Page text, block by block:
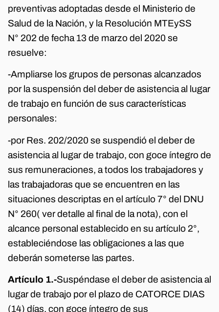
preventivas adoptadas desde el Ministerio de
Salud de la Nación, y la Resolución MTEySS
N° 202 de fecha 13 de marzo del 2020 se
resuelve:
-Ampliarse los grupos de personas alcanzados
por la suspensión del deber de asistencia al lugar
de trabajo en función de sus características
personales:
-por Res. 202/2020 se suspendió el deber de
asistencia al lugar de trabajo, con goce íntegro de
sus remuneraciones, a todos los trabajadores y
las trabajadoras que se encuentren en las
situaciones descriptas en el artículo 7° del DNU
N° 260( ver detalle al final de la nota), con el
alcance personal establecido en su artículo 2°,
estableciéndose las obligaciones a las que
deberán someterse las partes.
Artículo 1.-Suspéndase el deber de asistencia al
lugar de trabajo por el plazo de CATORCE DIAS
(14) días, con goce íntegro de sus